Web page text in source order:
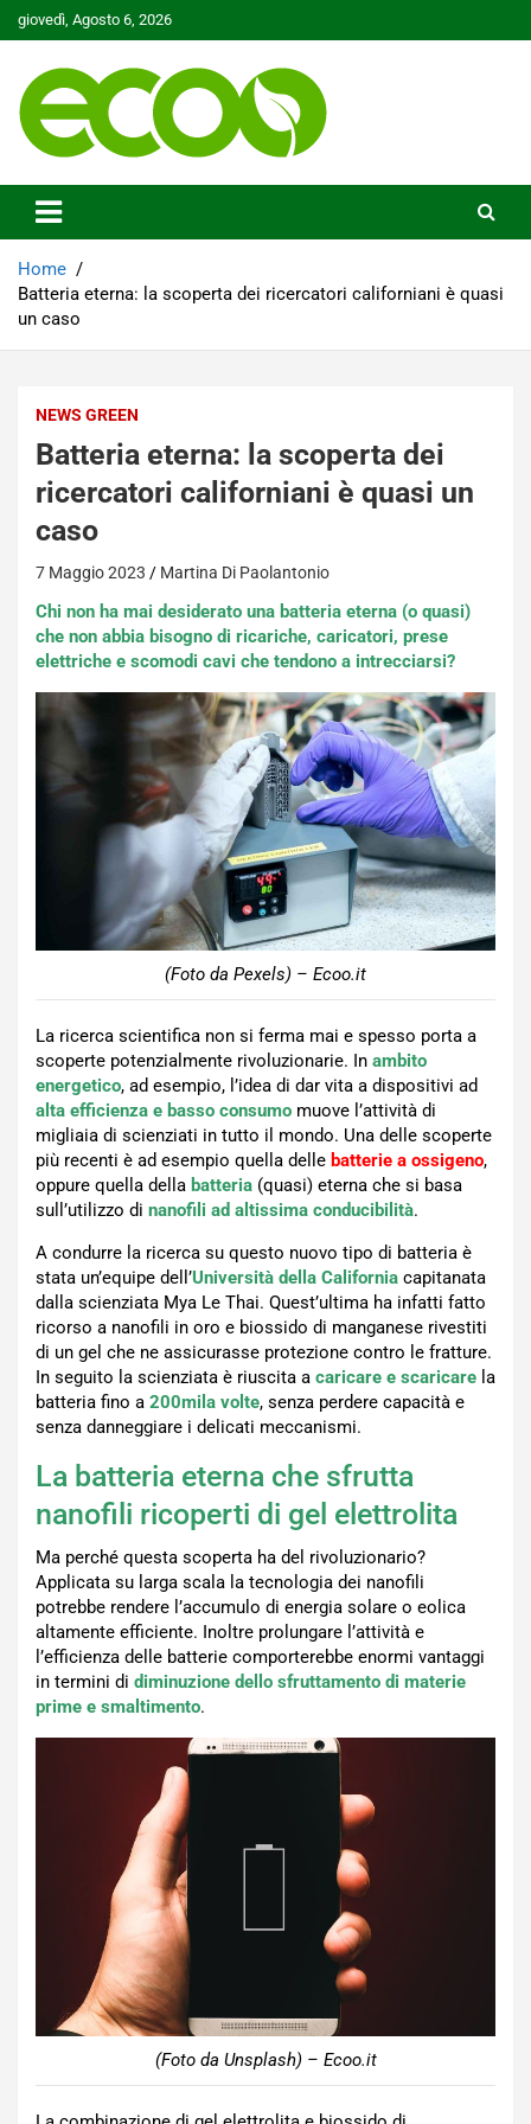
Skip
to
giovedì, Agosto 6, 2026
Ecoo.it
Home
Batteria eterna: la scoperta dei ricercatori californiani è quasi
un caso
NEWS GREEN
Batteria eterna: la scoperta dei
ricercatori californiani è quasi un
caso
7 Maggio 2023 Martina Di Paolantonio
Chi non ha mai desiderato una batteria eterna (o quasi)
che non abbia bisogno di ricariche, caricatori, prese
elettriche e scomodi cavi che tendono a intrecciarsi?
(Foto da Pexels) – Ecoo.it
La ricerca scientifica non si ferma mai e spesso porta a
scoperte potenzialmente rivoluzionarie. In ambito
energetico, ad esempio, l’idea di dar vita a dispositivi ad
alta efficienza e basso consumo muove l’attività di
migliaia di scienziati in tutto il mondo. Una delle scoperte
più recenti è ad esempio quella delle batterie a ossigeno,
oppure quella della batteria (quasi) eterna che si basa
sull’utilizzo di nanofili ad altissima conducibilità.
A condurre la ricerca su questo nuovo tipo di batteria è
stata un’equipe dell’Università della California capitanata
dalla scienziata Mya Le Thai. Quest’ultima ha infatti fatto
ricorso a nanofili in oro e biossido di manganese rivestiti
di un gel che ne assicurasse protezione contro le fratture.
In seguito la scienziata è riuscita a caricare e scaricare la
batteria fino a 200mila volte, senza perdere capacità e
senza danneggiare i delicati meccanismi.
La batteria eterna che sfrutta
nanofili ricoperti di gel elettrolita
Ma perché questa scoperta ha del rivoluzionario?
Applicata su larga scala la tecnologia dei nanofili
potrebbe rendere l’accumulo di energia solare o eolica
altamente efficiente. Inoltre prolungare l’attività e
l’efficienza delle batterie comporterebbe enormi vantaggi
in termini di diminuzione dello sfruttamento di materie
prime e smaltimento.
(Foto da Unsplash) – Ecoo.it